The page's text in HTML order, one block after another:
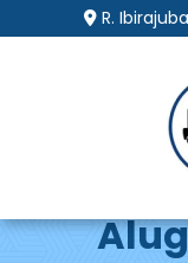
R.